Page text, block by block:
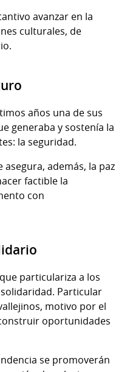
avanzar en la
culturales, de
años una de sus
generaba y sostenía la
la seguridad.
además, la paz
factible la
con
particulariza a los
Particular
motivo por el
oportunidades
se promoverán